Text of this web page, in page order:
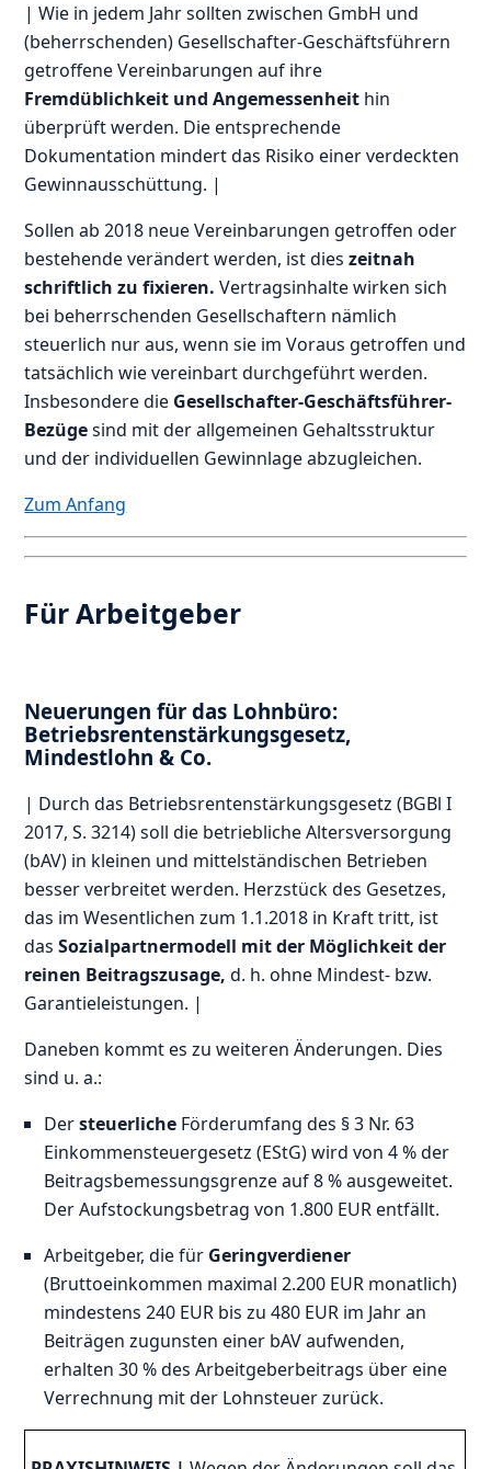
| Wie in jedem Jahr sollten zwischen GmbH und
(beherrschenden) Gesellschafter-Geschäftsführern
getroffene Vereinbarungen auf ihre
Fremdüblichkeit und Angemessenheit hin
überprüft werden. Die entsprechende
Dokumentation mindert das Risiko einer verdeckten
Gewinnausschüttung. |
Sollen ab 2018 neue Vereinbarungen getroffen oder
bestehende verändert werden, ist dieszeitnah
schriftlich zu fixieren. Vertragsinhalte wirken sich
bei beherrschenden Gesellschaftern nämlich
steuerlich nur aus, wenn sie im Voraus getroffen und
tatsächlich wie vereinbart durchgeführt werden.
Insbesondere die Gesellschafter-Geschäftsführer-
Bezügesind mit der allgemeinen Gehaltsstruktur
und der individuellen Gewinnlage abzugleichen.
Zum Anfang
Für Arbeitgeber
Neuerungen für das Lohnbüro:
Betriebsrentenstärkungsgesetz,
Mindestlohn & Co.
| Durch das Betriebsrentenstärkungsgesetz (BGBl I
2017, S. 3214) soll die betriebliche Altersversorgung
(bAV) in kleinen und mittelständischen Betrieben
besser verbreitet werden. Herzstück des Gesetzes,
das im Wesentlichen zum 1.1.2018 in Kraft tritt, ist
dasSozialpartnermodell mit der Möglichkeit der
reinen Beitragszusage, d. h. ohne Mindest- bzw.
Garantieleistungen. |
Daneben kommt es zu weiteren Änderungen. Dies
sind u. a.:
Dersteuerliche Förderumfang des § 3 Nr. 63
Einkommensteuergesetz (EStG) wird von 4 % der
Beitragsbemessungsgrenze auf 8 % ausgeweitet.
Der Aufstockungsbetrag von 1.800 EUR entfällt.
Arbeitgeber, die für Geringverdiener
(Bruttoeinkommen maximal 2.200 EUR monatlich)
mindestens 240 EUR bis zu 480 EUR im Jahr an
Beiträgen zugunsten einer bAV aufwenden,
erhalten 30 % des Arbeitgeberbeitrags über eine
Verrechnung mit der Lohnsteuer zurück.